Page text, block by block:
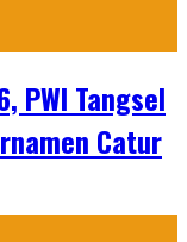
PWI Tangsel
Catur